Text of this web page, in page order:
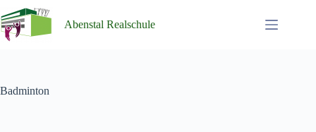
Abenstal Realschule
Badminton